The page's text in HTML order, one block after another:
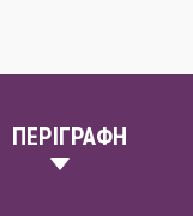
ΠΕΡΙΓΡΑΦΗ